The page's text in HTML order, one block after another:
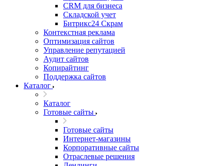
СRМ для бизнеса
Складской учет
Битрикс24 Скрам
Контекстная реклама
Оптимизация сайтов
Управление репутацией
Аудит сайтов
Копирайтинг
Поддержка сайтов
Каталог
Каталог
Готовые сайты
Готовые сайты
Интернет-магазины
Корпоративные сайты
Отраслевые решения